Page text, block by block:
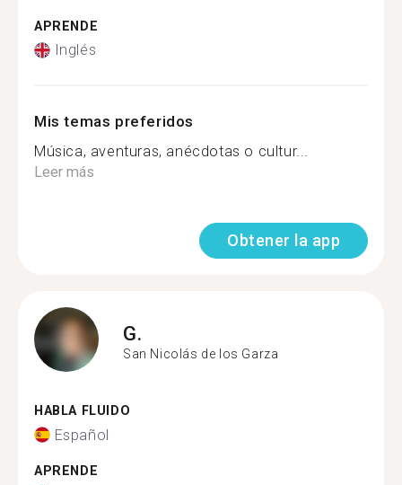
APRENDE
Inglés
Mis temas preferidos
Música, aventuras, anécdotas o cultur...
Leer más
Obtener la app
G.
San Nicolás de los Garza
HABLA FLUIDO
Español
APRENDE